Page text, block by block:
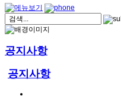
공지사항
공지사항